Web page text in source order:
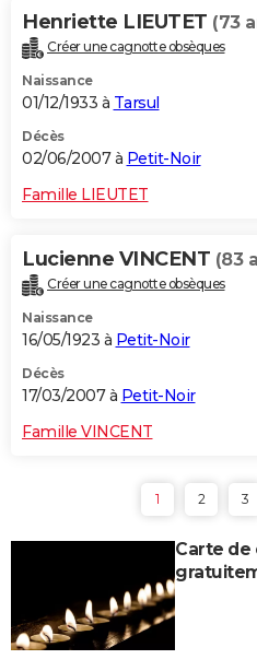
Henriette LIEUTET (73
Créer une cagnotte obsèques
Naissance
01/12/1933 à Tarsul
Décès
02/06/2007 à Petit-Noir
Famille LIEUTET
Lucienne VINCENT (83
Créer une cagnotte obsèques
Naissance
16/05/1923 à Petit-Noir
Décès
17/03/2007 à Petit-Noir
Famille VINCENT
1 2 3
Carte de